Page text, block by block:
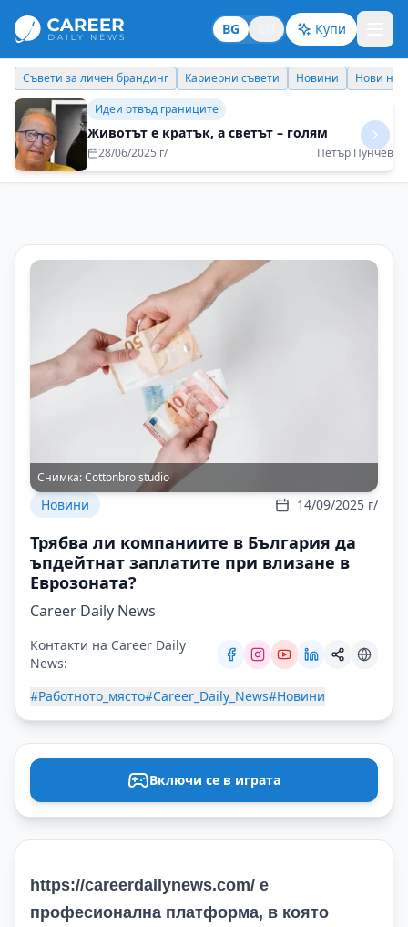
BG Купи
Кариерни съвети Новини Нови назначения Днес празнува
Кариерни съвети
Теорията и практиката не винаги вървят
ръка за ръка
29/08/2025 г/ Наталия Футекова
Снимка:Cottonbro studio
Новини 14/09/2025 г/
Трябва ли компаниите в България да
ъпдейтнат заплатите при влизане в
Еврозоната?
Career Daily News
Контакти на Career Daily
News:
#Работното_място#Career_Daily_News#Новини
Включи се в играта
https://careerdailynews.com/ е
професионална платформа, в която